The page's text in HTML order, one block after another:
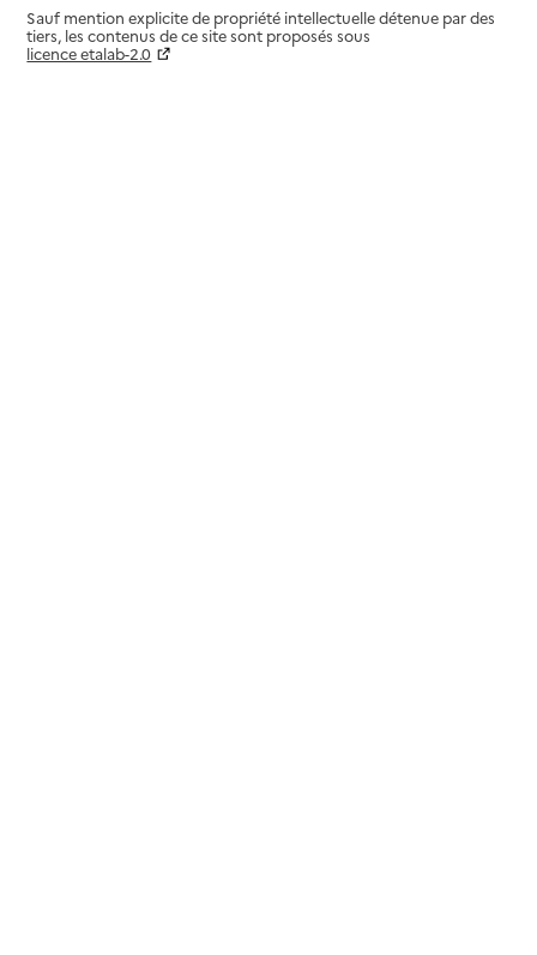
Sauf mention explicite de propriété intellectuelle détenue par des
tiers, les contenus de ce site sont proposés sous
licence etalab-2.0